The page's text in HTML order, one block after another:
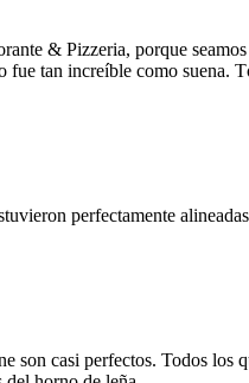
& Pizzeria, porque
tan increíble como
perfectamente
son casi perfectos. Todos